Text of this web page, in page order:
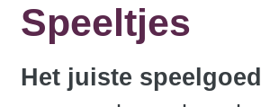
Speeltjes
Het juiste speelgoed